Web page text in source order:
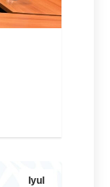
Iyul